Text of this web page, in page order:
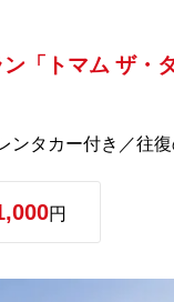
「トマム ザ・
タカー付き／往
円